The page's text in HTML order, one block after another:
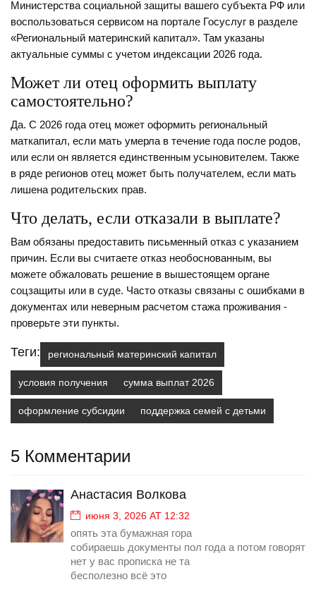
Министерства социальной защиты вашего субъекта РФ или
воспользоваться сервисом на портале Госуслуг в разделе
«Региональный материнский капитал». Там указаны
актуальные суммы с учетом индексации 2026 года.
Может ли отец оформить выплату
самостоятельно?
Да. С 2026 года отец может оформить региональный
маткапитал, если мать умерла в течение года после родов,
или если он является единственным усыновителем. Также
в ряде регионов отец может быть получателем, если мать
лишена родительских прав.
Что делать, если отказали в выплате?
Вам обязаны предоставить письменный отказ с указанием
причин. Если вы считаете отказ необоснованным, вы
можете обжаловать решение в вышестоящем органе
соцзащиты или в суде. Часто отказы связаны с ошибками в
документах или неверным расчетом стажа проживания -
проверьте эти пункты.
Теги: региональный материнский капитал
условия получения сумма выплат 2026
оформление субсидии поддержка семей с детьми
5 Комментарии
Анастасия Волкова
июня 3, 2026 AT 12:32
опять эта бумажная гора
собираешь документы пол года а потом говорят
нет у вас прописка не та
бесполезно всё это